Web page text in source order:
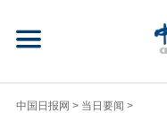
中国日报网 > 当日要闻 >